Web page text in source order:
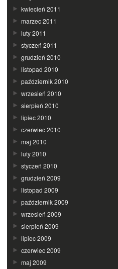
kwiecień 2011
marzec 2011
luty 2011
styczeń 2011
grudzień 2010
listopad 2010
październik 2010
wrzesień 2010
sierpień 2010
lipiec 2010
czerwiec 2010
maj 2010
luty 2010
styczeń 2010
grudzień 2009
listopad 2009
październik 2009
wrzesień 2009
sierpień 2009
lipiec 2009
czerwiec 2009
maj 2009